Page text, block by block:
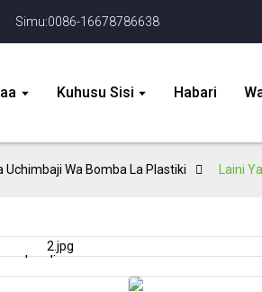
Simu:0086-16678786638
Kuhusu Sisi Habari
Uchimbaji Wa Bomba La Plastiki Laini
Loading...
Loading...